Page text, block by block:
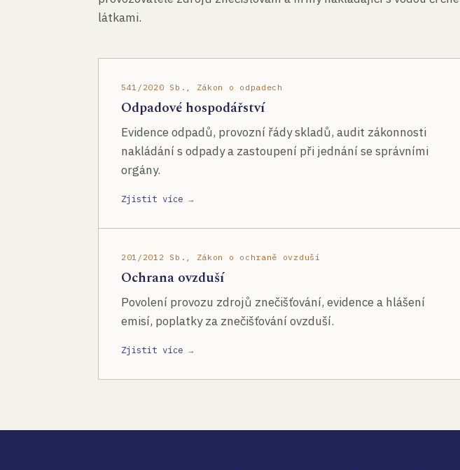
látkami.
541/2020 Sb., Zákon o odpadech
Odpadové hospodářství
Evidence odpadů, provozní řády skladů, audit zákonnosti
nakládání s odpady a zastoupení při jednání se správními
orgány.
Zjistit více →
201/2012 Sb., Zákon o ochraně ovzduší
Ochrana ovzduší
Povolení provozu zdrojů znečišťování, evidence a hlášení
emisí, poplatky za znečišťování ovzduší.
Zjistit více →